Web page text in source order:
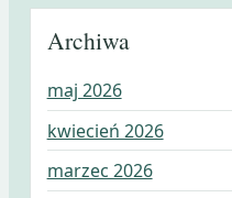
Archiwa
maj 2026
kwiecień 2026
marzec 2026